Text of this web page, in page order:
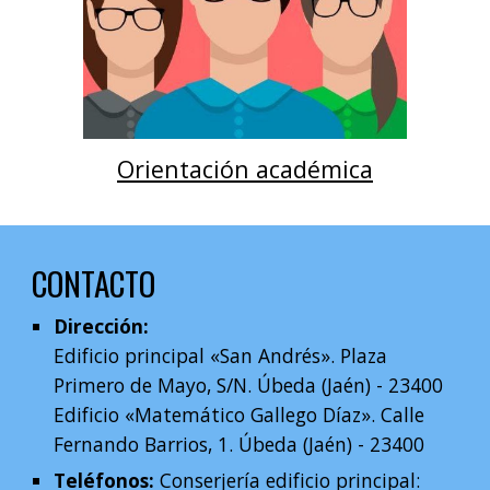
Orientación académica
CONTACTO
Dirección:
Edificio principal «San Andrés». Plaza
Primero de Mayo, S/N. Úbeda (Jaén) - 23400
Edificio «Matemático Gallego Díaz». Calle
Fernando Barrios, 1. Úbeda (Jaén) - 23400
Teléfonos:Conserjería edificio principal: